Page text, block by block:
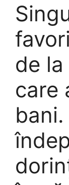
de
care
bani.